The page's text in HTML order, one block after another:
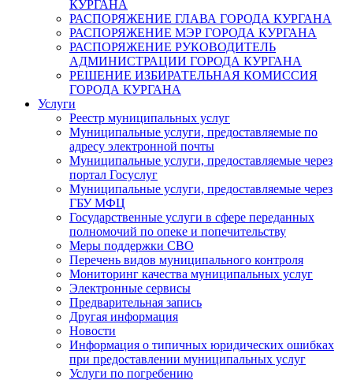
КУРГАНА
РАСПОРЯЖЕНИЕ ГЛАВА ГОРОДА КУРГАНА
РАСПОРЯЖЕНИЕ МЭР ГОРОДА КУРГАНА
РАСПОРЯЖЕНИЕ РУКОВОДИТЕЛЬ
АДМИНИСТРАЦИИ ГОРОДА КУРГАНА
РЕШЕНИЕ ИЗБИРАТЕЛЬНАЯ КОМИССИЯ
ГОРОДА КУРГАНА
Услуги
Реестр муниципальных услуг
Муниципальные услуги, предоставляемые по
адресу электронной почты
Муниципальные услуги, предоставляемые через
портал Госуслуг
Муниципальные услуги, предоставляемые через
ГБУ МФЦ
Государственные услуги в сфере переданных
полномочий по опеке и попечительству
Меры поддержки СВО
Перечень видов муниципального контроля
Мониторинг качества муниципальных услуг
Электронные сервисы
Предварительная запись
Другая информация
Новости
Информация о типичных юридических ошибках
при предоставлении муниципальных услуг
Услуги по погребению